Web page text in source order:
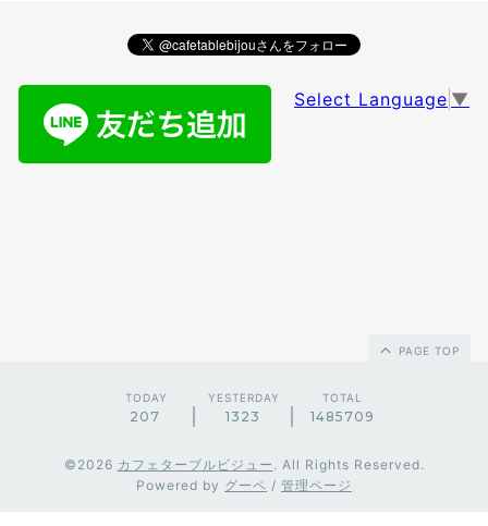
Select Language ▼
PAGE TOP
TODAY
207
YESTERDAY
1323
TOTAL
1485709
©2026 カフェターブルビジュー . All Rights Reserved.
Powered by グーペ / 管理ページ